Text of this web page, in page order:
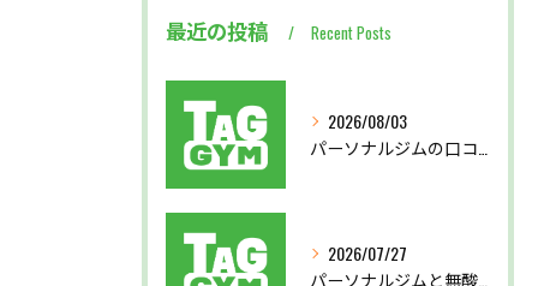
最近の投稿 Recent Posts
2026/08/03
2026/07/27